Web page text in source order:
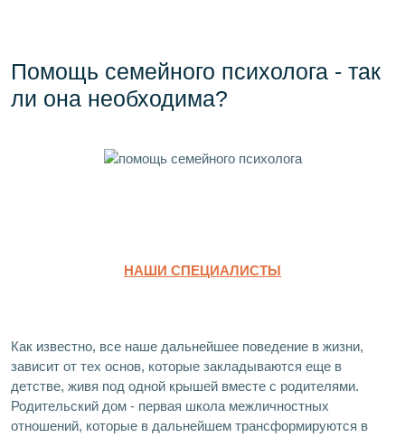
Помощь семейного психолога - так
ли она необходима?
НАШИ СПЕЦИАЛИСТЫ
Как известно, все наше дальнейшее поведение в жизни,
зависит от тех основ, которые закладываются еще в
детстве, живя под одной крышей вместе с родителями.
Родительский дом - первая школа межличностных
отношений, которые в дальнейшем трансформируются в